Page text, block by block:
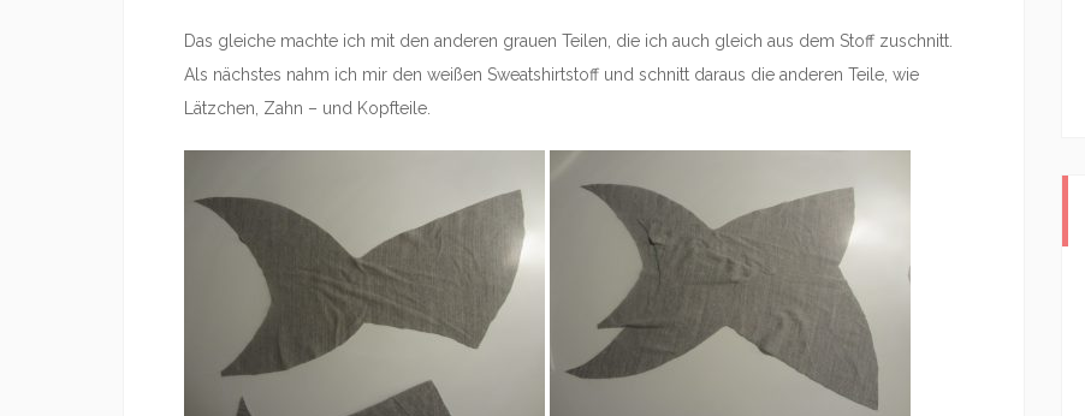
Das gleiche machte ich mit den anderen grauen Teilen, die ich auch gleich aus dem Stoff zuschnitt.
Als nächstes nahm ich mir den weißen Sweatshirtstoff und schnitt daraus die anderen Teile, wie
Lätzchen, Zahn – und Kopfteile.